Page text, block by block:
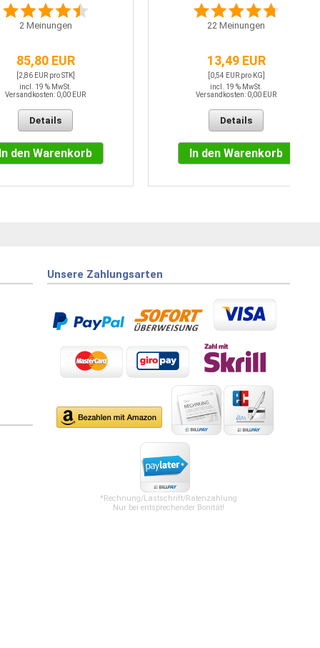
2 Meinungen
85,80 EUR
[2,86 EUR pro STK]
incl. 19 % MwSt.
Versandkosten: 0,00 EUR
Details
den Warenkorb
22 Meinungen
13,49 EUR
[0,54 EUR pro KG]
incl. 19 % MwSt.
Versandkosten: 0,00 EUR
Details
In den Warenkorb
Unsere Zahlungsarten
*Rechnung/Lastschrift/Ratenzahlung
Nur bei entsprechender Bonität!